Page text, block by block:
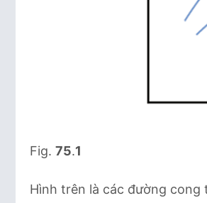
Fig. 75.1
Hình trên là các đường